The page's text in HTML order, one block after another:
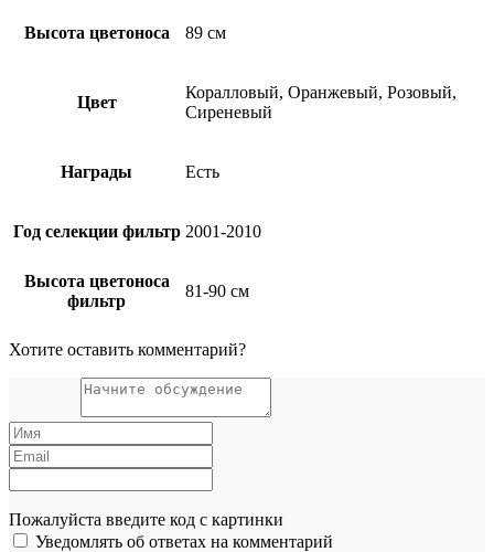
Высота цветоноса 89 см
Цвет
Коралловый, Оранжевый, Розовый,
Сиреневый
Награды Есть
Год селекции фильтр 2001-2010
Высота цветоноса
фильтр
81-90 см
Хотите оставить комментарий?
Пожалуйста введите код с картинки
Уведомлять об ответах на комментарий